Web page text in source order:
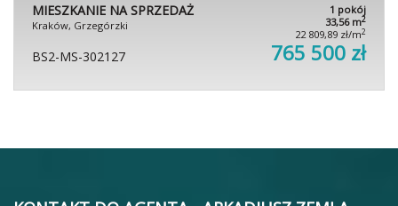
MIESZKANIE NA SPRZEDAŻ
Kraków, Grzegórzki
1 pokój
33,56 m2
22 809,89 zł/m2
BS2-MS-302127 765 500 zł